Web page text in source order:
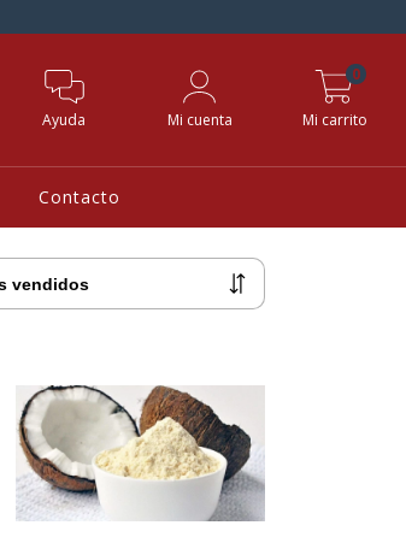
Ayuda Mi cuenta Mi carrito
0
Contacto